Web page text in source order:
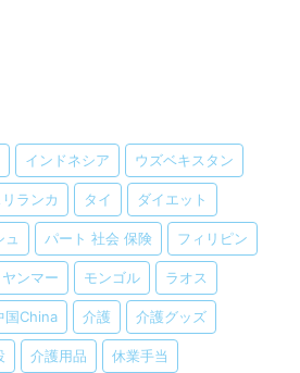
インドネシア ウズベキスタン
ランカ タイ ダイエット
ュ パート 社会 保険 フィリピン
ヤンマー モンゴル ラオス
国China 介護 介護グッズ
介護用品 休業手当